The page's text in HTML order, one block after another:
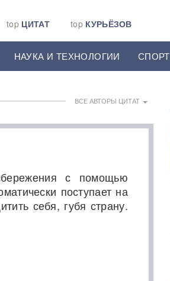
top ЦИТАТ top КУРЬЁЗОВ
НАУКА И ТЕХНОЛОГИИ СПОРТ
ВСЕ АВТОРЫ ЦИТАТ
с помощью
поступает на
себя, губя страну.